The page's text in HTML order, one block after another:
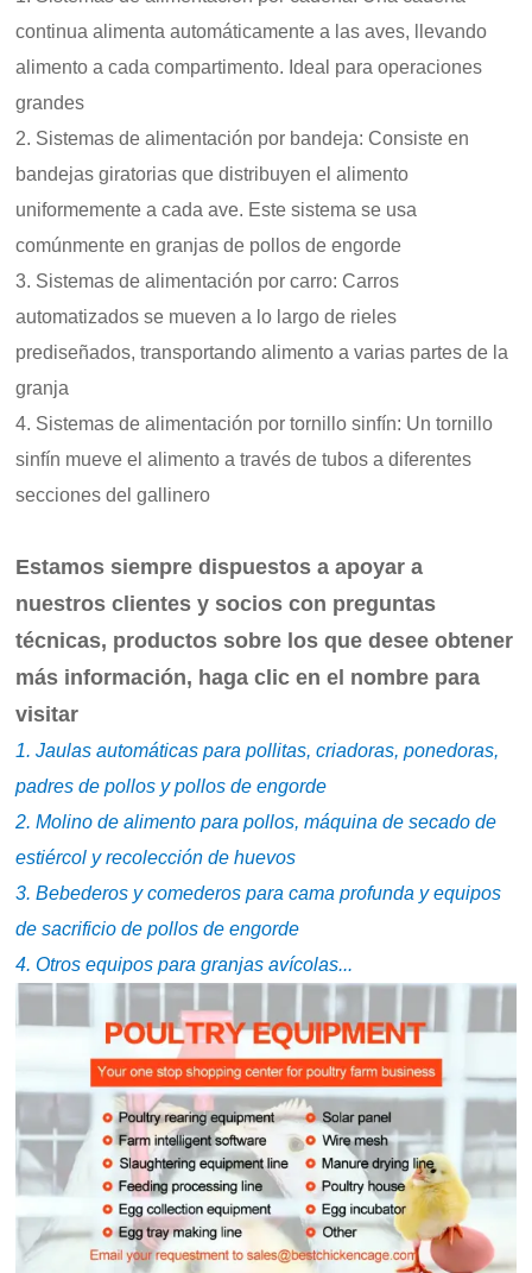
continua alimenta automáticamente a las aves, llevando
alimento a cada compartimento. Ideal para operaciones
grandes
2. Sistemas de alimentación por bandeja: Consiste en
bandejas giratorias que distribuyen el alimento
uniformemente a cada ave. Este sistema se usa
comúnmente en granjas de pollos de engorde
3. Sistemas de alimentación por carro: Carros
automatizados se mueven a lo largo de rieles
prediseñados, transportando alimento a varias partes de la
granja
4. Sistemas de alimentación por tornillo sinfín: Un tornillo
sinfín mueve el alimento a través de tubos a diferentes
secciones del gallinero
Estamos siempre dispuestos a apoyar a
nuestros clientes y socios con preguntas
técnicas, productos sobre los que desee obtener
más información, haga clic en el nombre para
visitar
1. Jaulas automáticas para pollitas, criadoras, ponedoras,
padres de pollos y pollos de engorde
2. Molino de alimento para pollos, máquina de secado de
estiércol y recolección de huevos
3. Bebederos y comederos para cama profunda y equipos
de sacrificio de pollos de engorde
4. Otros equipos para granjas avícolas...